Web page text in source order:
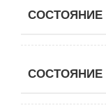
СОСТОЯНИЕ
СОСТОЯНИЕ